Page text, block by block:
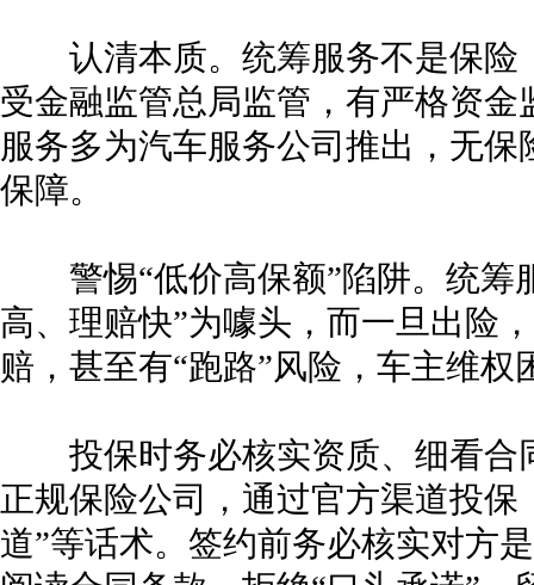
认清本质。统筹服务不是保险
受金融监管总局监管，有严格资
服务多为汽车服务公司推出，无
保障。
警惕“低价高保额”陷阱。统筹
高、理赔快”为噱头，而一旦出险
赔，甚至有“跑路”风险，车主维权
投保时务必核实资质、细看合
正规保险公司，通过官方渠道投保
道”等话术。签约前务必核实对方